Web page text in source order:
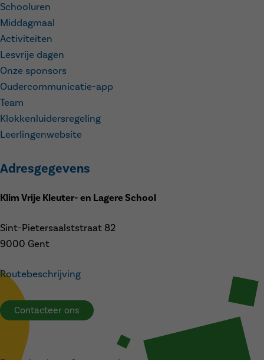
Contacteer ons
Schooluren
Middagmaal
Activiteiten
Lesvrije dagen
Onze sponsors
Oudercommunicatie-app
Team
Klokkenluidersregeling
Leerlingenwebsite
Adresgegevens
Klim Vrije Kleuter- en Lagere School
Sint-Pietersaalststraat 82
9000 Gent
Routebeschrijving